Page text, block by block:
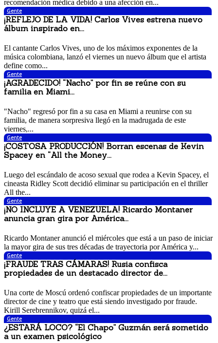
recomendación médica debido a una afección en...
Gente
¡REFLEJO DE LA VIDA! Carlos Vives estrena nuevo
álbum inspirado en...
El cantante Carlos Vives, uno de los máximos exponentes de la
música colombiana, lanzó el viernes un nuevo álbum que el artista
define como...
Gente
¡AGRADECIDO! “Nacho” por fin se reúne con su
familia en Miami...
"Nacho" regresó por fin a su casa en Miami a reunirse con su
familia, de manera sorpresiva llegó en la madrugada de este
viernes,...
Gente
¡COSTOSA PRODUCCIÓN! Borran escenas de Kevin
Spacey en “All the Money...
Luego del escándalo de acoso sexual que rodea a Kevin Spacey, el
cineasta Ridley Scott decidió eliminar su participación en el thriller
All the...
Gente
¡NO INCLUYE A VENEZUELA! Ricardo Montaner
anuncia gran gira por América...
Ricardo Montaner anunció el miércoles que está a un paso de iniciar
la mayor gira de sus tres décadas de trayectoria por América y...
Gente
¡FRAUDE TRAS CÁMARAS! Rusia confisca
propiedades de un destacado director de...
Una corte de Moscú ordenó confiscar propiedades de un importante
director de cine y teatro que está siendo investigado por fraude.
Kirill Serebrennikov, quizá el...
Gente
¿ESTARÁ LOCO? “El Chapo” Guzmán será sometido
a un examen psicológico